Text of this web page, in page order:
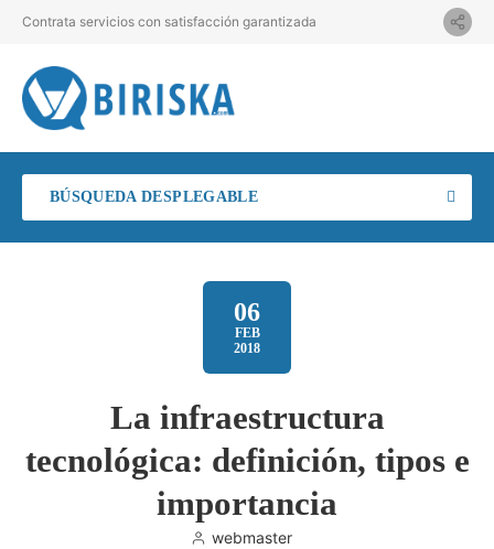
Contrata servicios con satisfacción garantizada
BÚSQUEDA DESPLEGABLE
06
FEB
2018
La infraestructura
tecnológica: definición, tipos e
importancia
webmaster